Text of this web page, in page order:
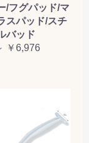
/フグパッド/マ
スパッド/スチ
バッド
￥6,976